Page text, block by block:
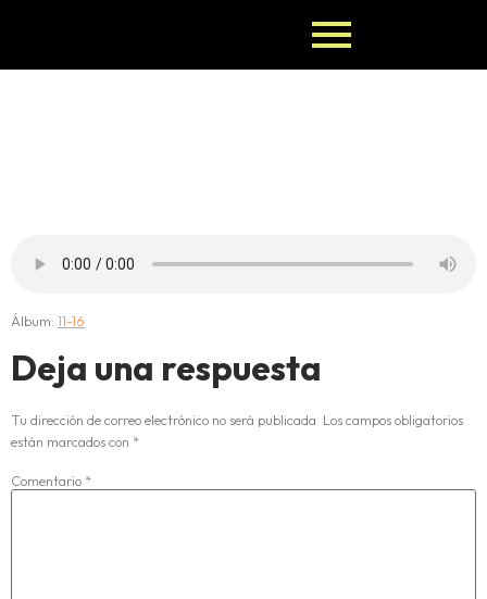
Álbum: 11-16
Deja una respuesta
Tu dirección de correo electrónico no será publicada. Los campos obligatorios
están marcados con *
Comentario *